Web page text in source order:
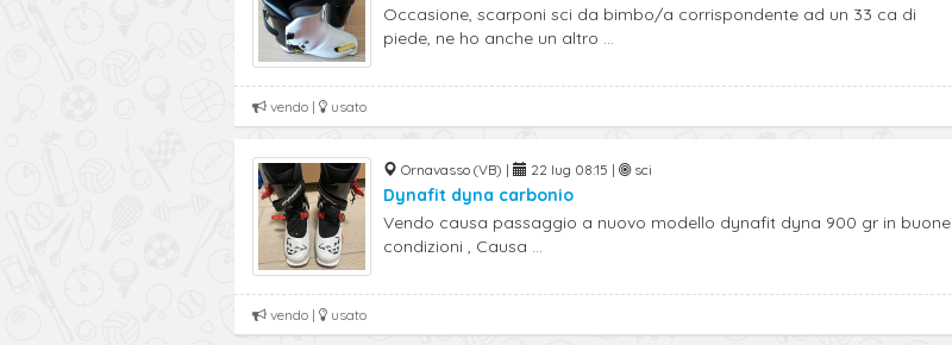
Occasione, scarponi sci da bimbo/a corrispondente ad un 33 ca di
piede, ne ho anche un altro ...
vendo | usato
Ornavasso (VB) | 22 lug 08:15 | sci
Dynafit dyna carbonio
Vendo causa passaggio a nuovo modello dynafit dyna 900 gr in buone
condizioni , Causa ...
vendo | usato